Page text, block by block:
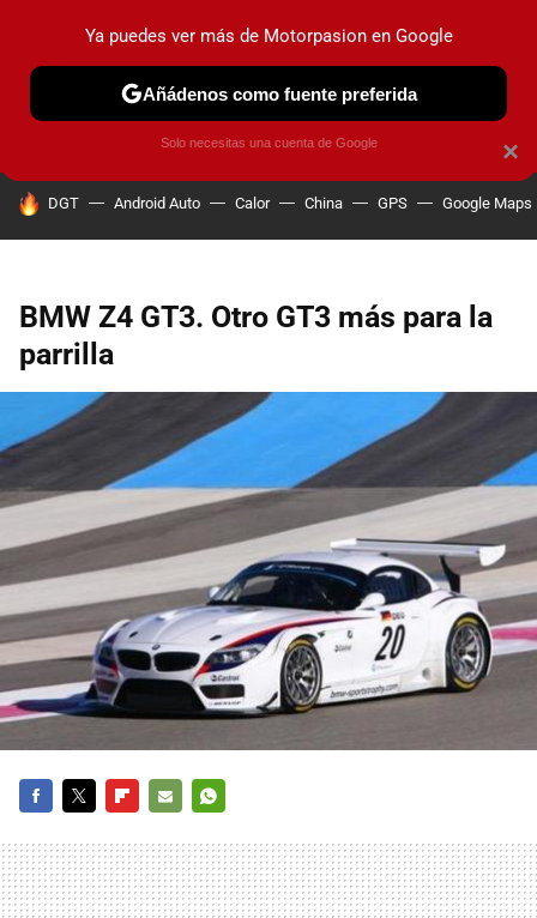
PRUEBAS COCHES ELÉCTRICOS OBSERVATORIO
HOY SE HABLA DE
DGT Android Auto Calor China GPS Google Maps
BMW Z4 GT3. Otro GT3 más para la
parrilla
MAIL
×
Ya puedes ver más de Motorpasion en Google
Añádenos como fuente preferida
Solo necesitas una cuenta de Google